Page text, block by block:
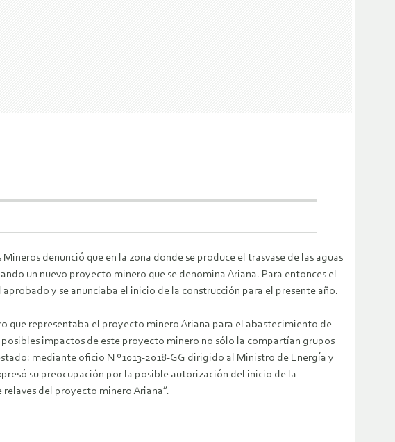
denunció que en la zona donde se produce el trasvase de las aguas
un nuevo proyecto minero que se denomina Ariana. Para entonces el
y se anunciaba el inicio de la construcción para el presente año.
que representaba el proyecto minero Ariana para el abastecimiento de
impactos de este proyecto minero no sólo la compartían grupos
mediante oficio N º1013-2018-GG dirigido al Ministro de Energía y
su preocupación por la posible autorización del inicio de la
del proyecto minero Ariana”.